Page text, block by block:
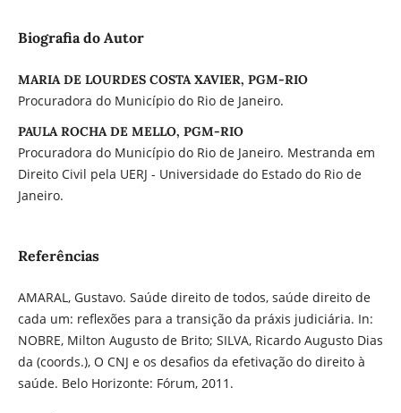
Biografia do Autor
MARIA DE LOURDES COSTA XAVIER, PGM-RIO
Procuradora do Município do Rio de Janeiro.
PAULA ROCHA DE MELLO, PGM-RIO
Procuradora do Município do Rio de Janeiro. Mestranda em
Direito Civil pela UERJ - Universidade do Estado do Rio de
Janeiro.
Referências
AMARAL, Gustavo. Saúde direito de todos, saúde direito de
cada um: reflexões para a transição da práxis judiciária. In:
NOBRE, Milton Augusto de Brito; SILVA, Ricardo Augusto Dias
da (coords.), O CNJ e os desafios da efetivação do direito à
saúde. Belo Horizonte: Fórum, 2011.